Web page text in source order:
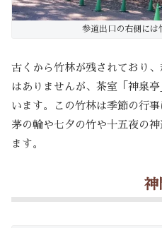
参道出口の右側には
古くから竹林が残されており
はありませんが、茶室「神泉
います。この竹林は季節の行
茅の輪や七夕の竹や十五夜の
ます。
神